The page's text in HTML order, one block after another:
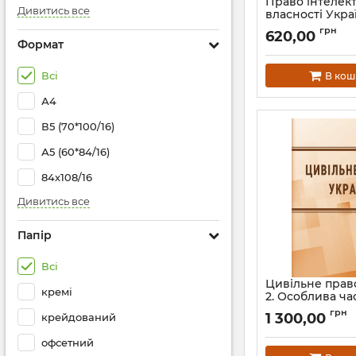
Дивитись все
Формат
Всі
А4
В5 (70*100/16)
А5 (60*84/16)
84х108/16
Дивитись все
Папір
Всі
кремі
крейдований
офсетний
власності
Артикул: Л13345
620,00 грн
В
Цивільне
2. Особлива
Підручник.
Артикул: Л13416
1 300,00 грн